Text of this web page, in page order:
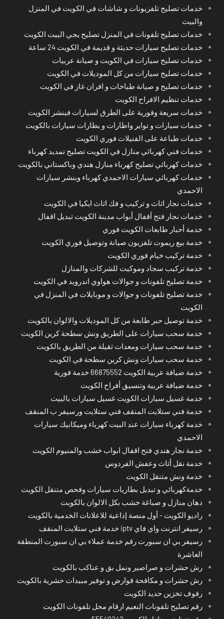
خدمات تصليح تلفزيونات و شاشات في الكويت في المنزل
والبيت
خدمات تصليح تلفونات في المنزل تصليح يجي البيت الكويت
خدمات تصليح سيارات حديثة و قديمة في الكويت 24 ساعة
خدمات تصليح سيارات في الكويت و صيانة عربيات
خدمات تصليح سيارات من كل الموديلات في الكويت
خدمات تصليح و صيانة طباخات و افران غاز في الكويت
خدمات تنظيم الافراح الكويت
خدمات سريعة وفورية على الطرق لسيارات فينشر الكويت
خدمات سيارات و تواير واطارات و بطارات سيارات بالكويت
خدمات طباعة على الفنيلات فوري الكويت
خدمات فني كهربائي منازل في الكويت تصليح تمديد كهرباء
خدمات كهربائي تصليح كهرباء منازل هندي وباكستاني بالكويت
خدمات كهربائي سيارات الاحمدي كهرباء وبنشر سيارات
الاحمدي
خدمات نجار اثاث و تركيب و فك اثاث ايكيا في الكويت
خدمات نجار فتح أقفال أبواب مدينة الكويت تبديل اقفال
خدمة أحبار طابعات الكويت فوري
خدمة بيع ريموت تلفزيون صيانة وتوصيل فوري الكويت
خدمة تركيب خيام فوري الكويت
خدمة تركيب سجاد وموكيت للشركات والمنازل
خدمة تصليح تلفونات و جوالات هواوي اندرويد في الكويت
خدمة تصليح تلفونات و جوالات و موبايلات في المنزل في
الكويت
خدمة توصيل حبر طابعة من كل الموديلات والالوان بالكويت
خدمة سحب سيارات على الطريق ونش سطحة كرين الكويت
خدمة سحب سيارات ومعدات ثقيلة من الطريق بالكويت
خدمة سحب سيارات ونش كرين سطحة في الكويت
خدمة ضيافة عربية الكويت 66875552 خدمة فورية
خدمة ضيافة عربية وتنسيق أفراح الكويت
خدمة غسيل سيارات الكويت غسيل سيارات بالبيت
خدمة فني ستلايت المنقف فني ستلايت ورسيفر ب المنقف
خدمة كهرباء سيارات عند البيت كهرباء وميكانيك سيارات
الاحمدي
خدمة نجار هندي فتح اقفال ابواب خشب والمنيوم الكويت
خدمة نقل أثاث وعفش الفردوس
خدمة ونش متنقل الكويت
خدمةكهربائي و تبديل بطاريات سيارات وفحص متنقل الكويت
دهان منازل و صباغة خشب بكل الالوان بالكويت
راديو الكويت - أول منصة إذاعية للاعلانات الخدمية بالكويت
رسيفر انترنت واي فاي iptv خدمة فني ستلايت المنقف
رسيفر بي ان سبورت رقم خدمة عملاء بي ان سبورت المنطقة
العاشرة
رش حشرات و صراصير ونمل بق و عناكب بالكويت
رش حشرات و مكافحة قوارض و توفير مبيدات حشرية بالكويت
رفوف تخزين حديد الكويت
رقم تصليح تلفونات النعيم ارقام محل تلفونات الكويت